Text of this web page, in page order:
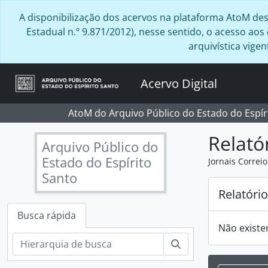
A disponibilização dos acervos na plataforma AtoM
Estadual n.º 9.871/2012), nesse sentido, o acesso
arquivística
Acervo Digital
AtoM do Arquivo Público do Estado do
Arquivo Público do
Estado do Espírito
Santo
Busca rápida
Buscar
Jornais
Não